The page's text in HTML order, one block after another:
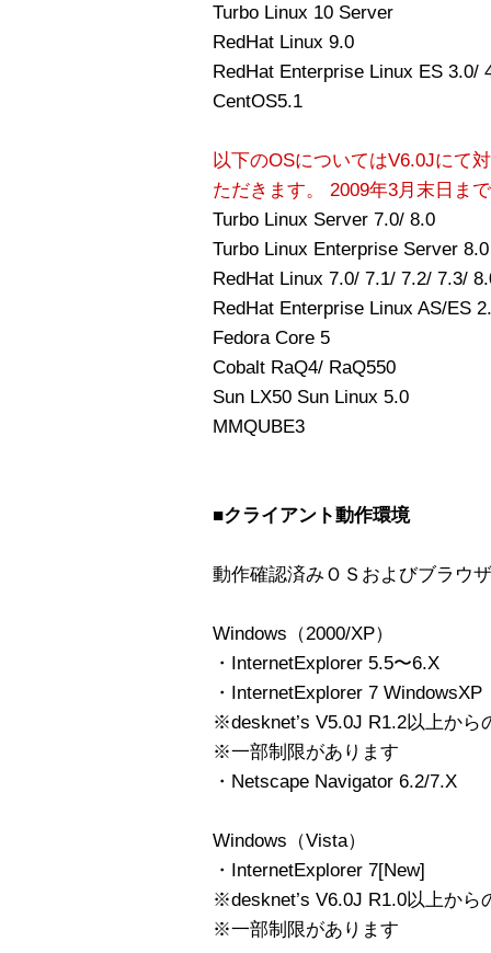
Turbo Linux 10 Server
RedHat Linux 9.0
RedHat Enterprise Linux ES 3.0/
CentOS5.1
以下のOSについてはV6.0Jにて
ただきます。 2009年3月末日まで
Turbo Linux Server 7.0/ 8.0
Turbo Linux Enterprise Server 8.0
RedHat Linux 7.0/ 7.1/ 7.2/ 7.3/
RedHat Enterprise Linux AS/ES
Fedora Core 5
Cobalt RaQ4/ RaQ550
Sun LX50 Sun Linux 5.0
MMQUBE3
■クライアント動作環境
動作確認済みＯＳおよびブラウザ
Windows（2000/XP）
・InternetExplorer 5.5〜6.X
・InternetExplorer 7 WindowsXP
※desknet’s V5.0J R1.2以上から
※一部制限があります
・Netscape Navigator 6.2/7.X
Windows（Vista）
・InternetExplorer 7[New]
※desknet’s V6.0J R1.0以上から
※一部制限があります